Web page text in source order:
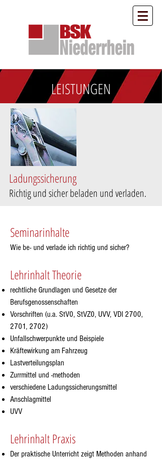
LEISTUNGEN
Ladungssicherung
Richtig und sicher beladen und verladen.
Seminarinhalte
Wie be- und verlade ich richtig und sicher?
Lehrinhalt Theorie
rechtliche Grundlagen und Gesetze der
Berufsgenossenschaften
Vorschriften (u.a. StV0, StVZ0, UVV, VDI 2700,
2701, 2702)
Unfallschwerpunkte und Beispiele
Kräftewirkung am Fahrzeug
Lastverteilungsplan
Zurrmittel und -methoden
verschiedene Ladungssicherungsmittel
Anschlagmittel
UVV
Lehrinhalt Praxis
Der praktische Unterricht zeigt Methoden anhand